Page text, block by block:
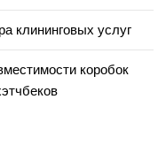
клининговых услуг
коробок